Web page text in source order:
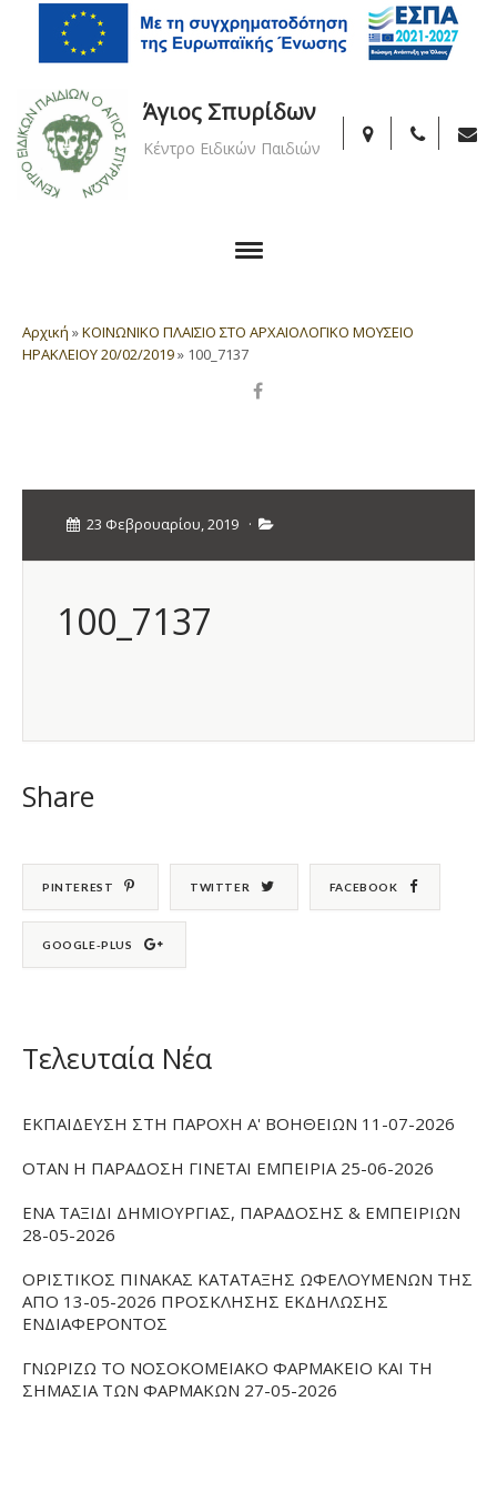
Άγιος Σπυρίδων
Κέντρο Ειδικών Παιδιών
Αρχική »ΚΟΙΝΩΝΙΚΟ ΠΛΑΙΣΙΟ ΣΤΟ ΑΡΧΑΙΟΛΟΓΙΚΟ ΜΟΥΣΕΙΟ
ΗΡΑΚΛΕΙΟΥ 20/02/2019» 100_7137
23 Φεβρουαρίου, 2019 ·
100_7137
Share
PINTEREST TWITTER FACEBOOK
GOOGLE-PLUS
Τελευταία Νέα
ΕΚΠΑΙΔΕΥΣΗ ΣΤΗ ΠΑΡΟΧΗ Α' ΒΟΗΘΕΙΩΝ 11-07-2026
ΟΤΑΝ Η ΠΑΡΑΔΟΣΗ ΓΙΝΕΤΑΙ ΕΜΠΕΙΡΙΑ 25-06-2026
ΕΝΑ ΤΑΞΙΔΙ ΔΗΜΙΟΥΡΓΙΑΣ, ΠΑΡΑΔΟΣΗΣ & ΕΜΠΕΙΡΙΩΝ
28-05-2026
ΟΡΙΣΤΙΚΟΣ ΠΙΝΑΚΑΣ ΚΑΤΑΤΑΞΗΣ ΩΦΕΛΟΥΜΕΝΩΝ ΤΗΣ
ΑΠΟ 13-05-2026 ΠΡΟΣΚΛΗΣΗΣ ΕΚΔΗΛΩΣΗΣ
ΕΝΔΙΑΦΕΡΟΝΤΟΣ
ΓΝΩΡΙΖΩ ΤΟ ΝΟΣΟΚΟΜΕΙΑΚΟ ΦΑΡΜΑΚΕΙΟ ΚΑΙ ΤΗ
ΣΗΜΑΣΙΑ ΤΩΝ ΦΑΡΜΑΚΩΝ 27-05-2026